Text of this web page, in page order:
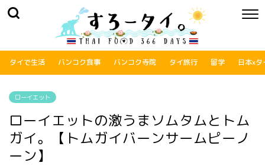
タイで生活 バンコク食事 バンコク寺院 タイ旅行 留学 日本xタ
ローイエット
ローイエットの激うまソムタムとトム
ガイ。【トムガイバーンサームピーノ
ーン】